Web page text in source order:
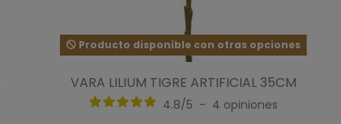
Producto disponible con otras opciones
VARA LILIUM TIGRE ARTIFICIAL 35CM
4.8/5 - 4 opiniones